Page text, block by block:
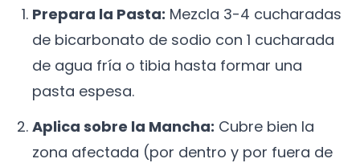
Prepara la Pasta: Mezcla 3-4 cucharadas
de bicarbonato de sodio con 1 cucharada
de agua fría o tibia hasta formar una
pasta espesa.
Aplica sobre la Mancha: Cubre bien la
zona afectada (por dentro y por fuera de